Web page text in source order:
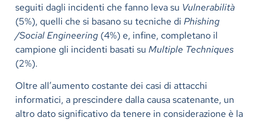
seguiti dagli incidenti che fanno leva su Vulnerabilità
(5%), quelli che si basano su tecniche di Phishing
/Social Engineering (4%) e, infine, completano il
campione gli incidenti basati su Multiple Techniques
(2%).
Oltre all’aumento costante dei casi di attacchi
informatici, a prescindere dalla causa scatenante, un
altro dato significativo da tenere in considerazione è la